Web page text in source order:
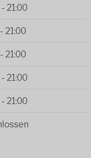
- 21:00
- 21:00
- 21:00
- 21:00
- 21:00